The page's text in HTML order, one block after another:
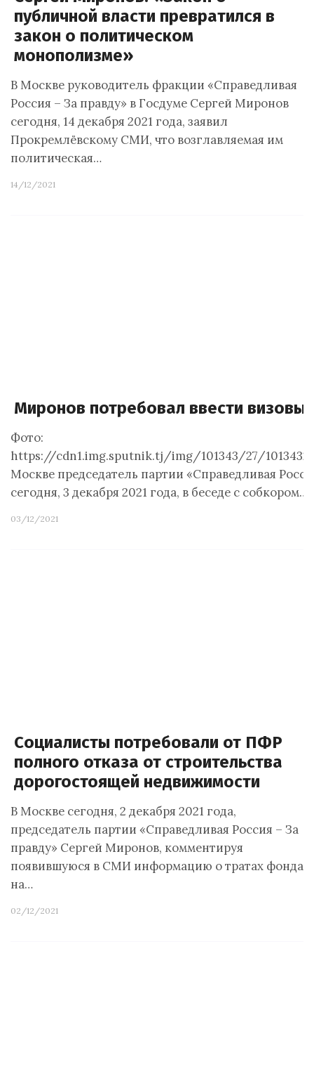
публичной власти превратился в
закон о политическом
монополизме»
В Москве руководитель фракции «Справедливая
Россия – За правду» в Госдуме Сергей Миронов
сегодня, 14 декабря 2021 года, заявил
Прокремлёвскому СМИ, что возглавляемая им
политическая…
14/12/2021
Миронов потребовал ввести
Фото:
https://cdn1.img.sputnik.tj/img/101343/27/
Москве председатель партии «Справедливая
сегодня, 3 декабря 2021 года, в беседе с собкором…
03/12/2021
Социалисты потребовали от ПФР
полного отказа от строительства
дорогостоящей недвижимости
В Москве сегодня, 2 декабря 2021 года,
председатель партии «Справедливая Россия – За
правду» Сергей Миронов, комментируя
появившуюся в СМИ информацию о тратах фонда
на…
02/12/2021